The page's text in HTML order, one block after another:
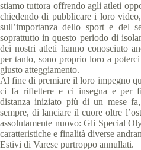
stiamo tuttora offrendo agli atleti
chiedendo di pubblicare i loro
sull’importanza dello sport e del
soprattutto in questo periodo di
dei nostri atleti hanno conosciuto
per tanto, sono proprio loro a
giusto atteggiamento.
Al fine di premiare il loro impegno
ci fa riflettere e ci insegna e per
distanza iniziato più di un mese
sempre, di lanciare il cuore oltre
assolutamente nuovo: Gli Special
caratteristiche e finalità diverse
Estivi di Varese purtroppo annullati.